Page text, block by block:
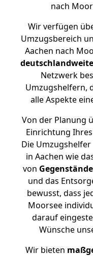
nach
Wir verfügen
Umzugsbereich
Aachen nach
Netzwerk
Umzugshelfern,
alle Aspekte
Von der Planung
Einrichtung
Die
in Aachen wie
von
und das
bewusst, dass
Moorsee
darauf
Wünsche
Wir bieten